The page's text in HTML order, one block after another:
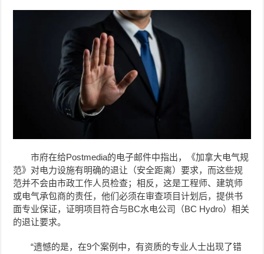
市府在给Postmedia的电子邮件中指出，《加拿大电气规
范》对电力设施有明确的退让（安全距离）要求，而这些规
范并不会由市政工作人员检查；相反，这是工程师、建筑师
或电气承包商的责任，他们必须在审查项目计划后，提供书
面专业保证，证明项目符合与BC水电公司（BC Hydro）相关
的退让要求。
“遗憾的是，在9个案例中，有资质的专业人士出现了错